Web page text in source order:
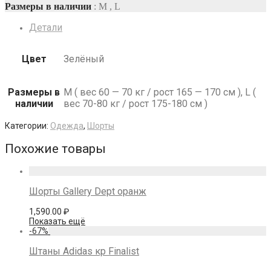
Размеры в наличии : M , L
Детали
Цвет Зелёный
Размеры в
наличии
M ( вес 60 — 70 кг / рост 165 — 170 см ), L (
вес 70-80 кг / рост 175-180 см )
Категории: Одежда, Шорты
Похожие товары
Шорты Gallery Dept оранж
1,590.00 ₽
Показать ещё
-67%
Штаны Adidas кр Finalist